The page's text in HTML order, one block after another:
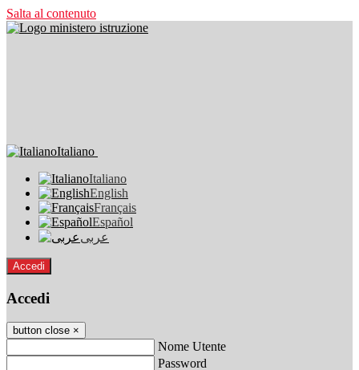
Salta al contenuto
Italiano
Italiano
English
Français
Español
عربى
Accedi
Accedi
button close ×
Nome Utente
Password